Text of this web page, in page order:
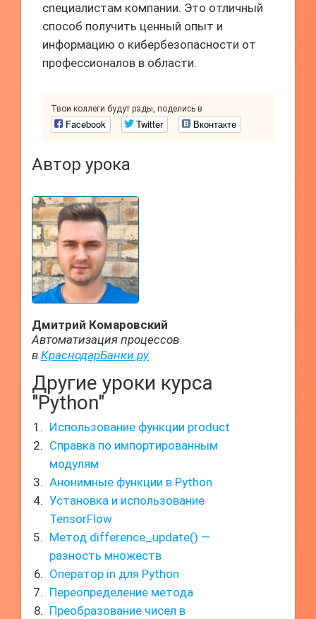
специалистам компании. Это отличный
способ получить ценный опыт и
информацию о кибербезопасности от
профессионалов в области.
Твои коллеги будут рады, поделись в
Facebook Twitter Вконтакте
Автор урока
Дмитрий Комаровский
Автоматизация процессов
в КраснодарБанки.ру
Другие уроки курса
"Python"
Использование функции product
Справка по импортированным
модулям
Анонимные функции в Python
Установка и использование
TensorFlow
Метод difference_update() —
разность множеств
Оператор in для Python
Переопределение метода
Преобразование чисел в